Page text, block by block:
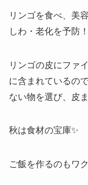
リンゴを食べ、美
しわ・老化を予防！
リンゴの皮にファ
に含まれているの
ない物を選び、皮
秋は食材の宝庫✨
ご飯を作るのもワ